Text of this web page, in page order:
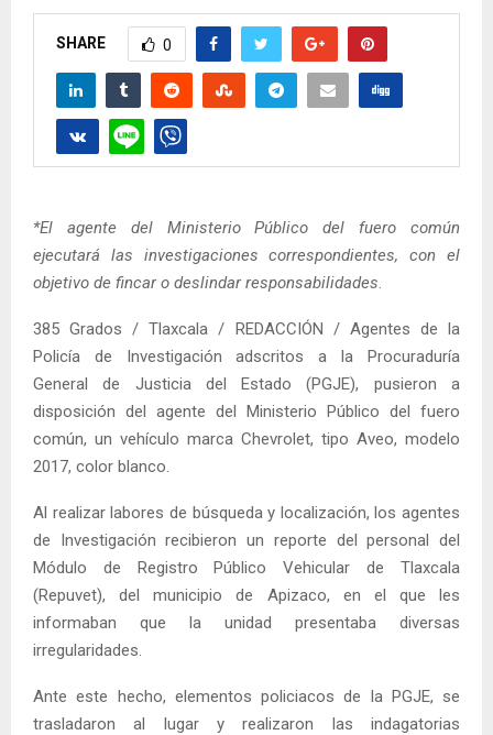
SHARE 0
*El agente del Ministerio Público del fuero común
ejecutará las investigaciones correspondientes, con el
objetivo de fincar o deslindar responsabilidades
385 Grados / Tlaxcala / REDACCIÓN / Agentes de la
Policía de Investigación adscritos a la Procuraduría
General de Justicia del Estado (PGJE), pusieron a
disposición del agente del Ministerio Público del fuero
común, un vehículo marca Chevrolet, tipo Aveo, modelo
2017, color blanco.
Al realizar labores de búsqueda y localización, los agentes
de Investigación recibieron un reporte del personal del
Módulo de Registro Público Vehicular de Tlaxcala
(Repuvet), del municipio de Apizaco, en el que les
informaban que la unidad presentaba diversas
irregularidades.
Ante este hecho, elementos policiacos de la PGJE, se
trasladaron al lugar y realizaron las indagatorias